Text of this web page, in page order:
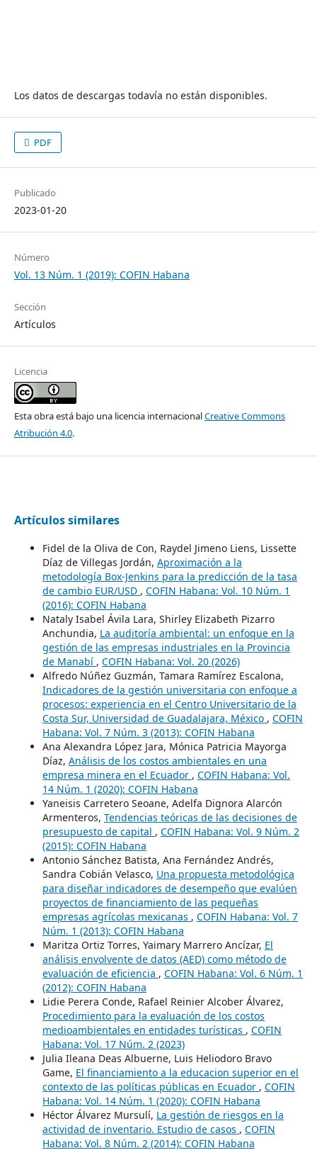
Los datos de descargas todavía no están disponibles.
PDF
Publicado
2023-01-20
Número
Vol. 13 Núm. 1 (2019): COFIN Habana
Sección
Artículos
Licencia
Esta obra está bajo una licencia internacionalCreative Commons
Atribución 4.0.
Artículos similares
Fidel de la Oliva de Con, Raydel Jimeno Liens, Lissette
Díaz de Villegas Jordán, Aproximación a la
metodología Box-Jenkins para la predicción de la tasa
de cambio EUR/USD , COFIN Habana: Vol. 10 Núm. 1
(2016): COFIN Habana
Nataly Isabel Ávila Lara, Shirley Elizabeth Pizarro
Anchundia, La auditoría ambiental: un enfoque en la
gestión de las empresas industriales en la Provincia
de Manabí , COFIN Habana: Vol. 20 (2026)
Alfredo Núñez Guzmán, Tamara Ramírez Escalona,
Indicadores de la gestión universitaria con enfoque a
procesos: experiencia en el Centro Universitario de la
Costa Sur, Universidad de Guadalajara, México , COFIN
Habana: Vol. 7 Núm. 3 (2013): COFIN Habana
Ana Alexandra López Jara, Mónica Patricia Mayorga
Díaz, Análisis de los costos ambientales en una
empresa minera en el Ecuador , COFIN Habana: Vol.
14 Núm. 1 (2020): COFIN Habana
Yaneisis Carretero Seoane, Adelfa Dignora Alarcón
Armenteros, Tendencias teóricas de las decisiones de
presupuesto de capital , COFIN Habana: Vol. 9 Núm. 2
(2015): COFIN Habana
Antonio Sánchez Batista, Ana Fernández Andrés,
Sandra Cobián Velasco, Una propuesta metodológica
para diseñar indicadores de desempeño que evalúen
proyectos de financiamiento de las pequeñas
empresas agrícolas mexicanas , COFIN Habana: Vol. 7
Núm. 1 (2013): COFIN Habana
Maritza Ortiz Torres, Yaimary Marrero Ancízar, El
análisis envolvente de datos (AED) como método de
evaluación de eficiencia , COFIN Habana: Vol. 6 Núm. 1
(2012): COFIN Habana
Lidie Perera Conde, Rafael Reinier Alcober Álvarez,
Procedimiento para la evaluación de los costos
medioambientales en entidades turísticas , COFIN
Habana: Vol. 17 Núm. 2 (2023)
Julia Ileana Deas Albuerne, Luis Heliodoro Bravo
Game, El financiamiento a la educacion superior en el
contexto de las políticas públicas en Ecuador , COFIN
Habana: Vol. 14 Núm. 1 (2020): COFIN Habana
Héctor Álvarez Mursulí, La gestión de riesgos en la
actividad de inventario. Estudio de casos , COFIN
Habana: Vol. 8 Núm. 2 (2014): COFIN Habana